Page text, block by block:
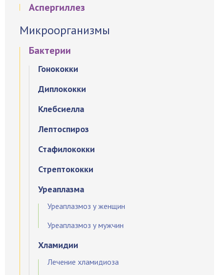
Аспергиллез
Микроорганизмы
Бактерии
Гонококки
Диплококки
Клебсиелла
Лептоспироз
Стафилококки
Стрептококки
Уреаплазма
Уреаплазмоз у женщин
Уреаплазмоз у мужчин
Хламидии
Лечение хламидиоза